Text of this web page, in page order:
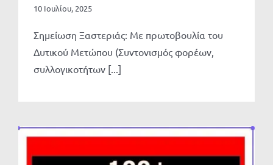
10 Ιουλίου, 2025
Σημείωση Ξαστεριάς: Με πρωτοβουλία του
Δυτικού Μετώπου (Συντονισμός φορέων,
συλλογικοτήτων [...]